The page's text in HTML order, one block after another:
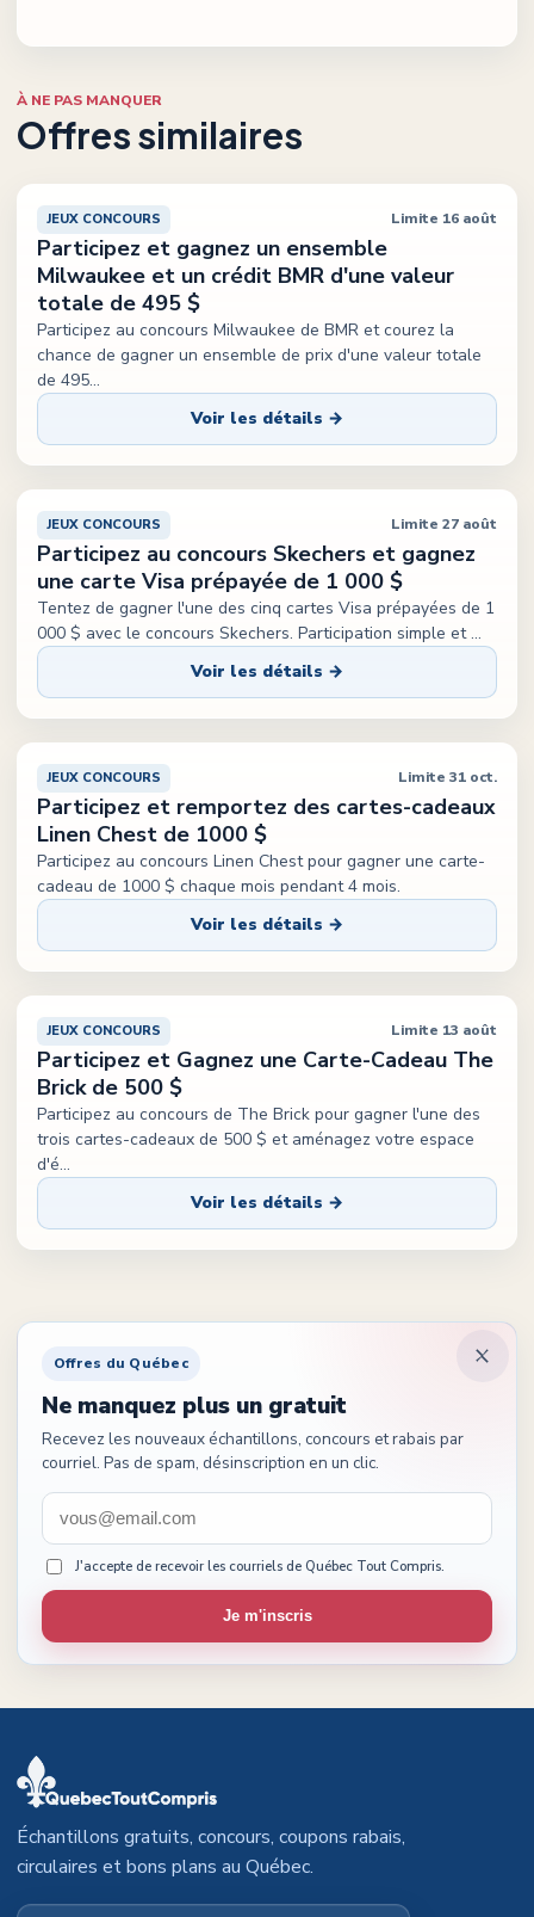
À NE PAS MANQUER
Offres similaires
JEUX CONCOURS Limite 16 août
Participez et gagnez un ensemble
Milwaukee et un crédit BMR d'une valeur
totale de 495 $
Participez au concours Milwaukee de BMR et courez la
chance de gagner un ensemble de prix d'une valeur totale
de 495...
Voir les détails →
JEUX CONCOURS Limite 27 août
Participez au concours Skechers et gagnez
une carte Visa prépayée de 1 000 $
Tentez de gagner l'une des cinq cartes Visa prépayées de 1
000 $ avec le concours Skechers. Participation simple et...
Voir les détails →
JEUX CONCOURS Limite 31 oct.
Participez et remportez des cartes-cadeaux
Linen Chest de 1000 $
Participez au concours Linen Chest pour gagner une carte-
cadeau de 1000 $ chaque mois pendant 4 mois.
Voir les détails →
JEUX CONCOURS Limite 13 août
Participez et Gagnez une Carte-Cadeau The
Brick de 500 $
Participez au concours de The Brick pour gagner l'une des
trois cartes-cadeaux de 500 $ et aménagez votre espace
d'é...
Voir les détails →
Offres du Québec
Ne manquez plus un gratuit
Recevez les nouveaux échantillons, concours et rabais par
courriel. Pas de spam, désinscription en un clic.
J'accepte de recevoir les courriels de Québec Tout Compris.
Je m'inscris
Échantillons gratuits, concours, coupons rabais,
circulaires et bons plans au Québec.